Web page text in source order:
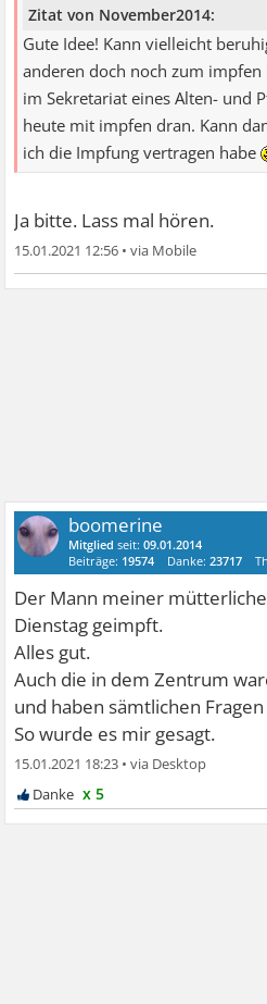
Zitat von November2014:
Gute Idee! Kann vielleicht
anderen doch noch zum
im Sekretariat eines Alten- und
heute mit impfen dran. Kann
ich die Impfung vertragen habe
Ja bitte. Lass mal hören.
15.01.2021 12:56 •
boomerine
Mitglied seit:09.01.2014
Beiträge: 19574 Danke:23717
Der Mann meiner
Dienstag geimpft.
Alles gut.
Auch die in dem Zentrum
und haben sämtlichen
So wurde es mir gesagt.
15.01.2021 18:23 •
x 5